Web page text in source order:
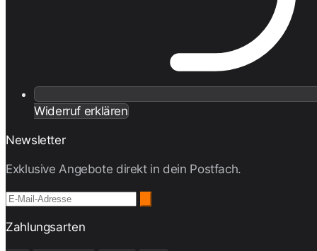
Widerruf erklären
Newsletter
Exklusive Angebote direkt in dein Postfach.
Zahlungsarten